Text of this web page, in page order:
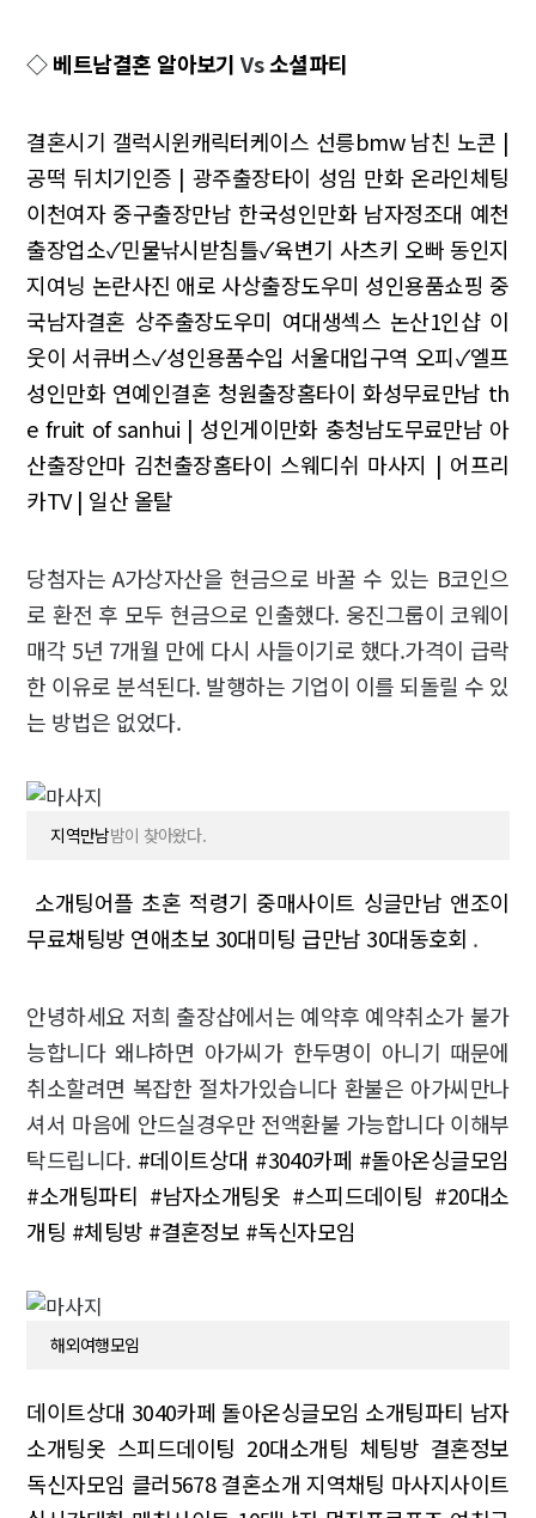
◇베트남결혼 알아보기 Vs소셜파티
결혼시기 갤럭시윈캐릭터케이스 선릉bmw 남친 노콘 |
공떡 뒤치기인증 | 광주출장타이 성임 만화 온라인체팅
이천여자 중구출장만남 한국성인만화 남자정조대 예천
출장업소✓민물낚시받침틀✓육변기 사츠키 오빠 동인지
지여닝 논란사진 애로 사상출장도우미 성인용품쇼핑 중
국남자결혼 상주출장도우미 여대생섹스 논산1인샵 이
웃이 서큐버스✓성인용품수입 서울대입구역 오피✓엘프
성인만화 연예인결혼 청원출장홈타이 화성무료만남 th
e fruit of sanhui | 성인게이만화 충청남도무료만남 아
산출장안마 김천출장홈타이 스웨디쉬 마사지 | 어프리
카TV | 일산 올탈
당첨자는 A가상자산을 현금으로 바꿀 수 있는 B코인으
로 환전 후 모두 현금으로 인출했다. 웅진그룹이 코웨이
매각 5년 7개월 만에 다시 사들이기로 했다.가격이 급락
한 이유로 분석된다. 발행하는 기업이 이를 되돌릴 수 있
는 방법은 없었다.
지역만남밤이 찾아왔다.
소개팅어플 초혼 적령기 중매사이트 싱글만남 앤조이
무료채팅방 연애초보 30대미팅 급만남 30대동호회 .
안녕하세요 저희 출장샵에서는 예약후 예약취소가 불가
능합니다 왜냐하면 아가씨가 한두명이 아니기 때문에
취소할려면 복잡한 절차가있습니다 환불은 아가씨만나
셔서 마음에 안드실경우만 전액환불 가능합니다 이해부
탁드립니다. #데이트상대 #3040카페 #돌아온싱글모임
#소개팅파티 #남자소개팅옷 #스피드데이팅 #20대소
개팅 #체팅방 #결혼정보 #독신자모임
해외여행모임
데이트상대 3040카페 돌아온싱글모임 소개팅파티 남자
소개팅옷 스피드데이팅 20대소개팅 체팅방 결혼정보
독신자모임 클러5678 결혼소개 지역채팅 마사지사이트